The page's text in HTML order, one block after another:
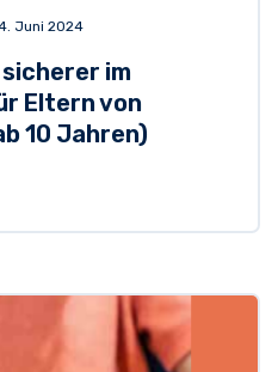
Juni 2024
im
Eltern von
10 Jahren)